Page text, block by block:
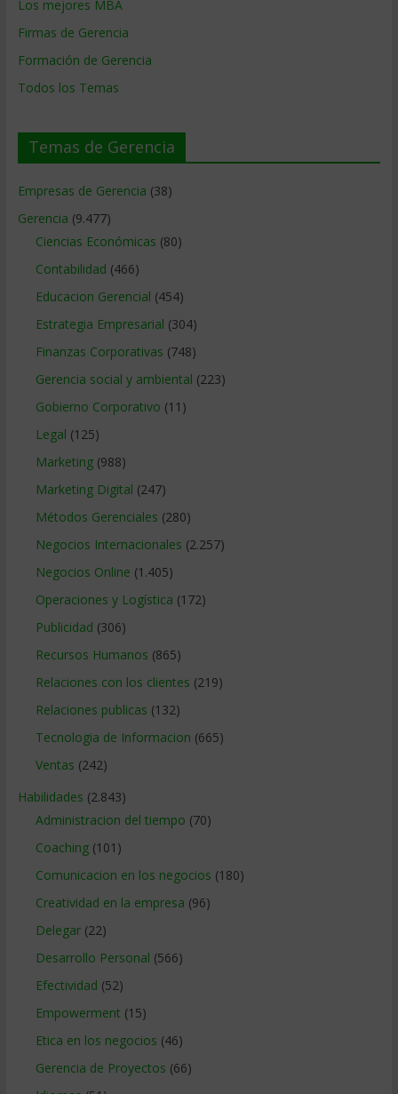
Los mejores MBA
Firmas de Gerencia
Formación de Gerencia
Todos los Temas
Temas de Gerencia
Empresas de Gerencia (38)
Gerencia (9.477)
Ciencias Económicas (80)
Contabilidad (466)
Educacion Gerencial (454)
Estrategia Empresarial (304)
Finanzas Corporativas (748)
Gerencia social y ambiental (223)
Gobierno Corporativo (11)
Legal (125)
Marketing(988)
Marketing Digital (247)
Métodos Gerenciales (280)
Negocios Internacionales (2.257)
Negocios Online (1.405)
Operaciones y Logística (172)
Publicidad (306)
Recursos Humanos (865)
Relaciones con los clientes (219)
Relaciones publicas (132)
Tecnologia de Informacion (665)
Ventas (242)
Habilidades (2.843)
Administracion del tiempo (70)
Coaching(101)
Comunicacion en los negocios (180)
Creatividad en la empresa (96)
Delegar(22)
Desarrollo Personal (566)
Efectividad (52)
Empowerment (15)
Etica en los negocios (46)
Gerencia de Proyectos (66)